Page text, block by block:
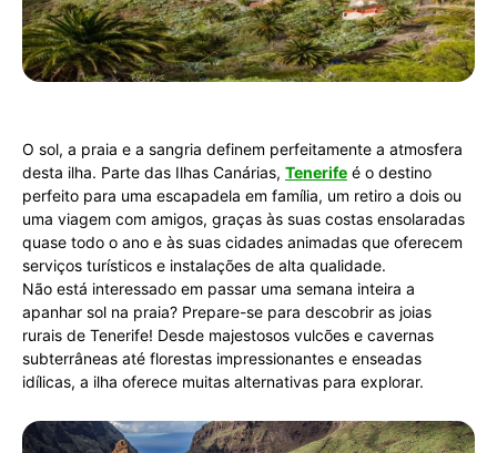
O sol, a praia e a sangria definem perfeitamente a atmosfera
desta ilha. Parte das Ilhas Canárias, Tenerife é o destino
perfeito para uma escapadela em família, um retiro a dois ou
uma viagem com amigos, graças às suas costas ensolaradas
quase todo o ano e às suas cidades animadas que oferecem
serviços turísticos e instalações de alta qualidade.
Não está interessado em passar uma semana inteira a
apanhar sol na praia? Prepare-se para descobrir as joias
rurais de Tenerife! Desde majestosos vulcões e cavernas
subterrâneas até florestas impressionantes e enseadas
idílicas, a ilha oferece muitas alternativas para explorar.